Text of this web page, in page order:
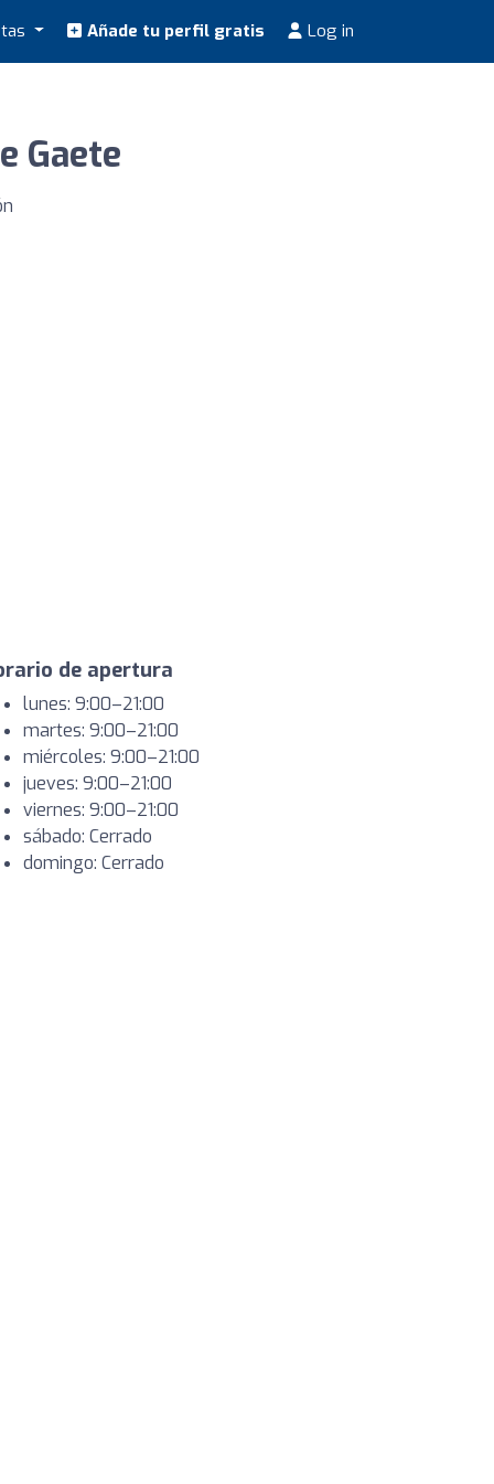
Añade tu perfil gratis Log in
Gaete
de apertura
lunes: 9:00–21:00
martes: 9:00–21:00
miércoles: 9:00–21:00
jueves: 9:00–21:00
viernes: 9:00–21:00
sábado: Cerrado
domingo: Cerrado